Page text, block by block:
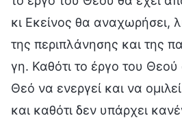
κι Εκείνος θα αναχωρήσει,
της περιπλάνησης και της
γη. Καθότι το έργο του Θεού
Θεό να ενεργεί και να
και καθότι δεν υπάρχει